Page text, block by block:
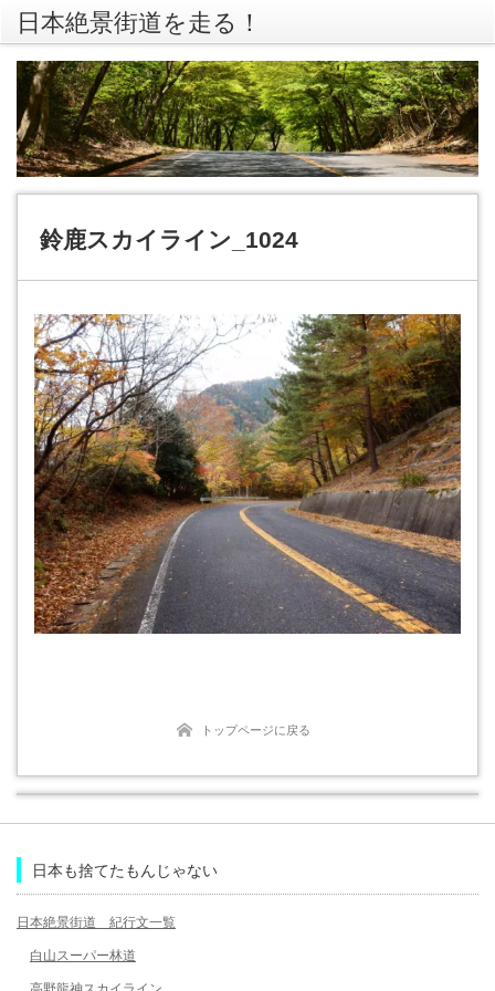
日本絶景街道を走る！
鈴鹿スカイライン_1024
トップページに戻る
日本も捨てたもんじゃない
日本絶景街道 紀行文一覧
白山スーパー林道